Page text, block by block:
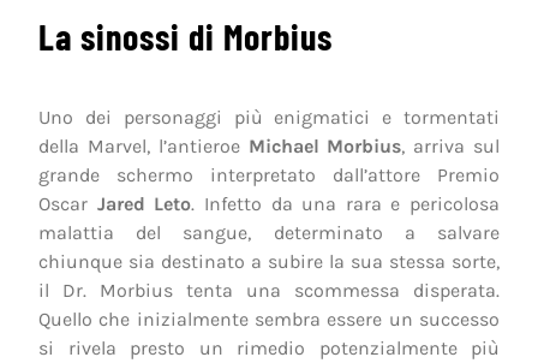
La sinossi di Morbius
Uno dei personaggi più enigmatici e tormentati
della Marvel, l’antieroe Michael Morbius, arriva sul
grande schermo interpretato dall’attore Premio
Oscar Jared Leto. Infetto da una rara e pericolosa
malattia del sangue, determinato a salvare
chiunque sia destinato a subire la sua stessa sorte,
il Dr. Morbius tenta una scommessa disperata.
Quello che inizialmente sembra essere un successo
si rivela presto un rimedio potenzialmente più